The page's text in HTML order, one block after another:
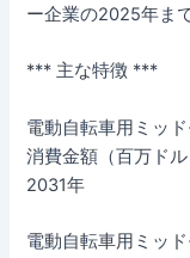
ー企業の2025年ま
*** 主な特徴 ***
電動自転車用ミッ
消費金額（百万ド
2031年
電動自転車用ミッ